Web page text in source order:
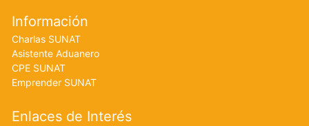
Información
Charlas SUNAT
Asistente Aduanero
CPE SUNAT
Emprender SUNAT
Enlaces de Interés